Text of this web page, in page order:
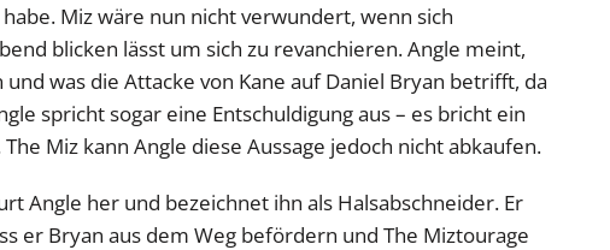
Miz wäre nun nicht verwundert, wenn sich
blicken lässt um sich zu revanchieren. Angle meint,
was die Attacke von Kane auf Daniel Bryan betrifft, da
spricht sogar eine Entschuldigung aus – es bricht ein
The Miz kann Angle diese Aussage jedoch nicht abkaufen.
Angle her und bezeichnet ihn als Halsabschneider. Er
er Bryan aus dem Weg befördern und The Miztourage